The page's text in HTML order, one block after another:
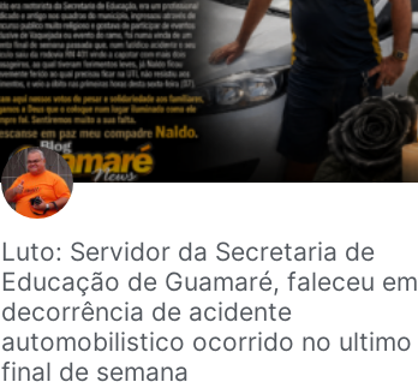
Luto: Servidor da Secretaria de
Educação de Guamaré, faleceu em
decorrência de acidente
automobilistico ocorrido no ultimo
final de semana